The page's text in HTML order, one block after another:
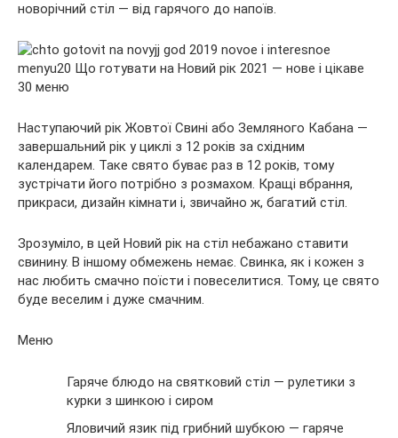
новорічний стіл — від гарячого до напоїв.
Наступаючий рік Жовтої Свині або Земляного Кабана —
завершальний рік у циклі з 12 років за східним
календарем. Таке свято буває раз в 12 років, тому
зустрічати його потрібно з розмахом. Кращі вбрання,
прикраси, дизайн кімнати і, звичайно ж, багатий стіл.
Зрозуміло, в цей Новий рік на стіл небажано ставити
свинину. В іншому обмежень немає. Свинка, як і кожен з
нас любить смачно поїсти і повеселитися. Тому, це свято
буде веселим і дуже смачним.
Меню
Гаряче блюдо на святковий стіл — рулетики з
курки з шинкою і сиром
Яловичий язик під грибний шубкою — гаряче